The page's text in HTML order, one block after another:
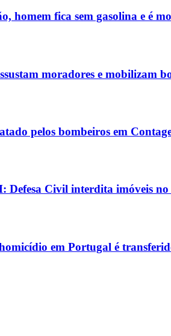
homem fica sem gasolina e é
moradores e mobilizam
pelos bombeiros em
Defesa Civil interdita imóveis
em Portugal é